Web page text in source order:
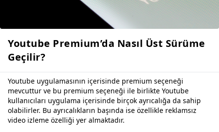
Youtube Premium’da Nasıl Üst Sürüme
Geçilir?
Youtube uygulamasının içerisinde premium seçeneği
mevcuttur ve bu premium seçeneği ile birlikte Youtube
kullanıcıları uygulama içerisinde birçok ayrıcalığa da sahip
olabilirler. Bu ayrıcalıkların başında ise özellikle reklamsız
video izleme özelliği yer almaktadır.